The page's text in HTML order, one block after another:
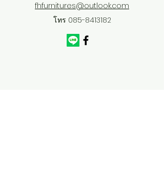
fhfurnitures@outlook.com
โทร 085-8413182